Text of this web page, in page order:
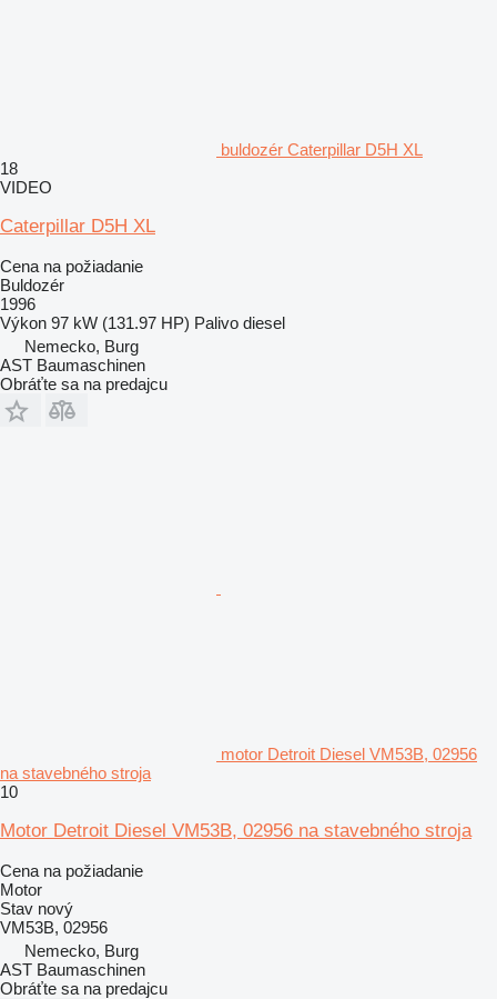
buldozér Caterpillar D5H XL
18
VIDEO
Caterpillar D5H XL
Cena na požiadanie
Buldozér
1996
Výkon 97 kW (131.97 HP) Palivo diesel
Nemecko, Burg
AST Baumaschinen
Obráťte sa na predajcu
motor Detroit Diesel VM53B, 02956
na stavebného stroja
10
Motor Detroit Diesel VM53B, 02956 na stavebného stroja
Cena na požiadanie
Motor
Stav nový
VM53B, 02956
Nemecko, Burg
AST Baumaschinen
Obráťte sa na predajcu